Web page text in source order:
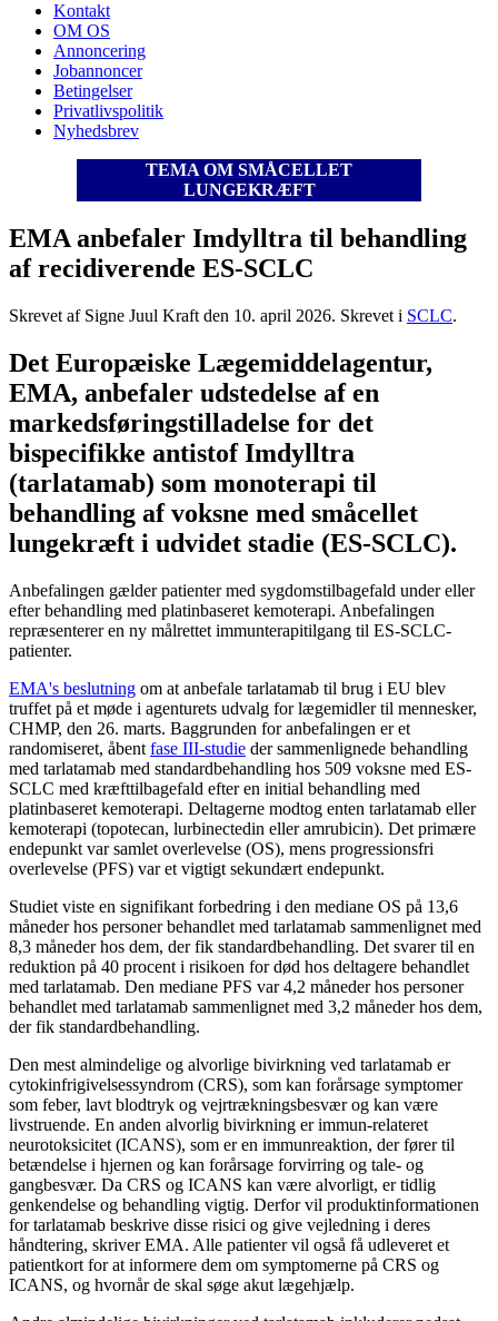
Kontakt
OM OS
Annoncering
Jobannoncer
Betingelser
Privatlivspolitik
Nyhedsbrev
TEMA OM SMÅCELLET
LUNGEKRÆFT
EMA anbefaler Imdylltra til behandling
af recidiverende ES-SCLC
Skrevet af Signe Juul Kraft den 10. april 2026. Skrevet i SCLC.
Det Europæiske Lægemiddelagentur,
EMA, anbefaler udstedelse af en
markedsføringstilladelse for det
bispecifikke antistof Imdylltra
(tarlatamab) som monoterapi til
behandling af voksne med småcellet
lungekræft i udvidet stadie (ES-SCLC).
Anbefalingen gælder patienter med sygdomstilbagefald under eller
efter behandling med platinbaseret kemoterapi. Anbefalingen
repræsenterer en ny målrettet immunterapitilgang til ES-SCLC-
patienter.
EMA's beslutning om at anbefale tarlatamab til brug i EU blev
truffet på et møde i agenturets udvalg for lægemidler til mennesker,
CHMP, den 26. marts. Baggrunden for anbefalingen er et
randomiseret, åbent fase III-studie der sammenlignede behandling
med tarlatamab med standardbehandling hos 509 voksne med ES-
SCLC med kræfttilbagefald efter en initial behandling med
platinbaseret kemoterapi. Deltagerne modtog enten tarlatamab eller
kemoterapi (topotecan, lurbinectedin eller amrubicin). Det primære
endepunkt var samlet overlevelse (OS), mens progressionsfri
overlevelse (PFS) var et vigtigt sekundært endepunkt.
Studiet viste en signifikant forbedring i den mediane OS på 13,6
måneder hos personer behandlet med tarlatamab sammenlignet med
8,3 måneder hos dem, der fik standardbehandling. Det svarer til en
reduktion på 40 procent i risikoen for død hos deltagere behandlet
med tarlatamab. Den mediane PFS var 4,2 måneder hos personer
behandlet med tarlatamab sammenlignet med 3,2 måneder hos dem,
der fik standardbehandling.
Den mest almindelige og alvorlige bivirkning ved tarlatamab er
cytokinfrigivelsessyndrom (CRS), som kan forårsage symptomer
som feber, lavt blodtryk og vejrtrækningsbesvær og kan være
livstruende. En anden alvorlig bivirkning er immun-relateret
neurotoksicitet (ICANS), som er en immunreaktion, der fører til
betændelse i hjernen og kan forårsage forvirring og tale- og
gangbesvær. Da CRS og ICANS kan være alvorligt, er tidlig
genkendelse og behandling vigtig. Derfor vil produktinformationen
for tarlatamab beskrive disse risici og give vejledning i deres
håndtering, skriver EMA. Alle patienter vil også få udleveret et
patientkort for at informere dem om symptomerne på CRS og
ICANS, og hvornår de skal søge akut lægehjælp.